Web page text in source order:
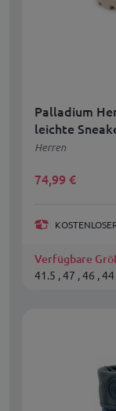
Palladium
leichte
Herren
74,99 €
Verfügbare
41.5 , 47 , 46 ,